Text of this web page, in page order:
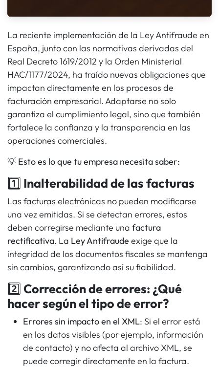
La reciente implementación de la Ley Antifraude en
España, junto con las normativas derivadas del
Real Decreto 1619/2012 y la Orden Ministerial
HAC/1177/2024, ha traído nuevas obligaciones que
impactan directamente en los procesos de
facturación empresarial. Adaptarse no solo
garantiza el cumplimiento legal, sino que también
fortalece la confianza y la transparencia en las
operaciones comerciales.
💡 Esto es lo que tu empresa necesita saber:
1️⃣ Inalterabilidad de las facturas
Las facturas electrónicas no pueden modificarse
una vez emitidas. Si se detectan errores, estos
deben corregirse mediante una factura
rectificativa. La Ley Antifraude exige que la
integridad de los documentos fiscales se mantenga
sin cambios, garantizando así su fiabilidad.
2️⃣Corrección de errores: ¿Qué
hacer según el tipo de error?
Errores sin impacto en el XML: Si el error está
en los datos visibles (por ejemplo, información
de contacto) y no afecta al archivo XML, se
puede corregir directamente en la factura.